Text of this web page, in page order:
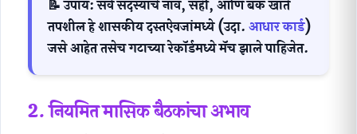
📝 उपाय:सर्व सदस्यांचे नाव, सही, आणि बँक खाते
तपशील हे शासकीय दस्तऐवजांमध्ये (उदा. आधार कार्ड)
जसे आहेत तसेच गटाच्या रेकॉर्डमध्ये मॅच झाले पाहिजेत.
2. नियमित मासिक बैठकांचा अभाव